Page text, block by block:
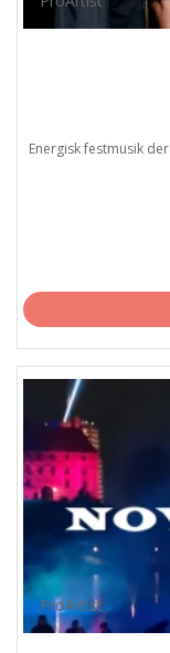
Energisk festmusik
ProArtist